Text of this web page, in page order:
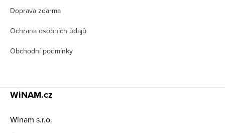
Doprava zdarma
Ochrana osobních údajů
Obchodní podmínky
WiNAM.cz
Winam s.r.o.